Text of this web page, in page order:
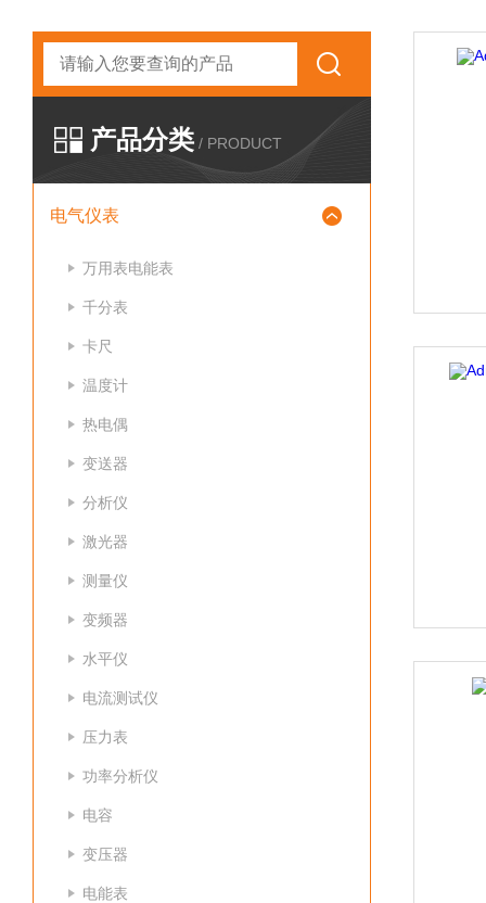
产品分类 / PRODUCT
电气仪表
万用表电能表
千分表
卡尺
温度计
热电偶
变送器
分析仪
激光器
测量仪
变频器
水平仪
电流测试仪
压力表
功率分析仪
电容
变压器
电能表